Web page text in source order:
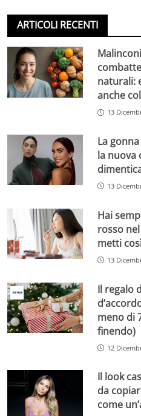
ARTICOLI RECENTI
naturali:
anche
13
La
la nuova
13
Hai
rosso
metti
13
Il regalo
meno di
finendo)
12
Il look
da
come